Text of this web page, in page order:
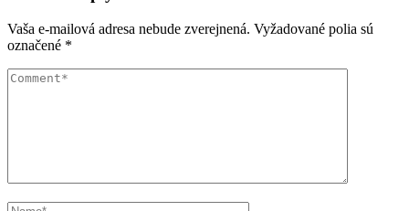
Vaša e-mailová adresa nebude zverejnená. Vyžadované polia sú
označené *